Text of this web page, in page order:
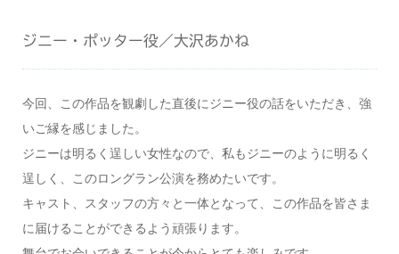
ジニー・ポッター役／大沢あかね
今回、この作品を観劇した直後にジニー役の話をいただき、強
いご縁を感じました。
ジニーは明るく逞しい女性なので、私もジニーのように明るく
逞しく、このロングラン公演を務めたいです。
キャスト、スタッフの方々と一体となって、この作品を皆さま
に届けることができるよう頑張ります。